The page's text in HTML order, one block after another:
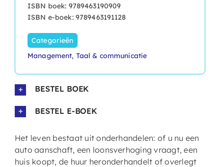
ISBN boek: 9789463190909
ISBN e-boek: 9789463191128
Categorieën
Management, Taal & communicatie
BESTEL BOEK
BESTEL E-BOEK
Het leven bestaat uit onderhandelen: of u nu een
auto aanschaft, een loonsverhoging vraagt, een
huis koopt, de huur heronderhandelt of overlegt